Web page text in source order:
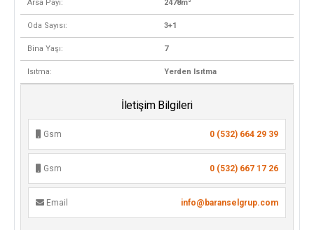
Arsa Payı: 2478m²
Oda Sayısı: 3+1
Bina Yaşı: 7
Isıtma: Yerden Isıtma
İletişim Bilgileri
Gsm 0 (532) 664 29 39
Gsm 0 (532) 667 17 26
Email info@baranselgrup.com